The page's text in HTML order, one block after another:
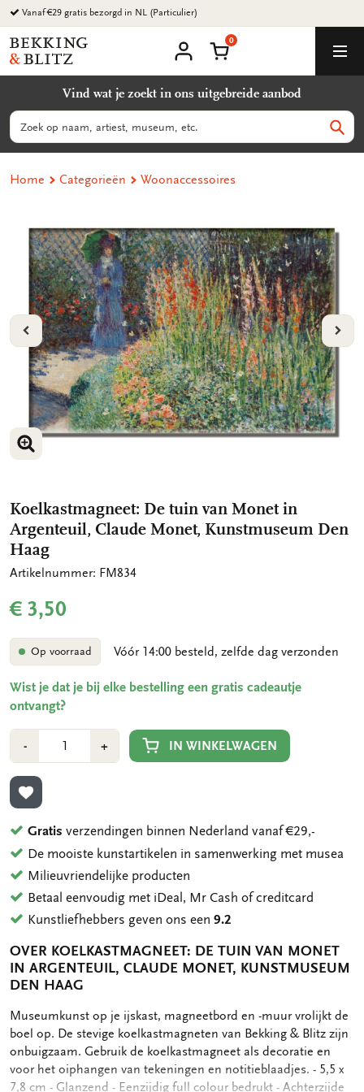
Ga
naar
content
Bekking
&
B.V.
account
Winkelmand
0
Vind wat je zoekt in ons uitgebreide aanbod
Zoeken
Home Categorieën Woonaccessoires
VORIGE
VERGROOT AFBEELDING
VERGROOT AFBEELDING
Koelkastmagneet: De tuin van Monet in
Argenteuil, Claude Monet, Kunstmuseum Den
Haag
Artikelnummer: FM834
€ 3,50
Op voorraad Vóór 14:00 besteld, zelfde dag verzonden
Wist je dat je bij elke bestelling een gratis cadeautje
ontvangt?
-Min
1
+Plus
1
IN WINKELWAGEN
TOEVOEGEN AAN VERLANGLIJST
Gratis verzendingen binnen Nederland vanaf €29,-
De mooiste kunstartikelen in samenwerking met musea
Milieuvriendelijke producten
Betaal eenvoudig met iDeal, Mr Cash of creditcard
Kunstliefhebbers geven ons een9.2
OVER KOELKASTMAGNEET: DE TUIN VAN MONET
IN ARGENTEUIL, CLAUDE MONET, KUNSTMUSEUM
DEN HAAG
OMSCHRIJVING
Museumkunst op je ijskast, magneetbord en -muur vrolijkt de
boel op. De stevige koelkastmagneten van Bekking & Blitz zijn
onbuigzaam. Gebruik de koelkastmagneet als decoratie en
voor het oiphangen van tekeningen en notitieblaadjes. - 5,5 x
7,8 cm - Glanzend - Eenzijdig full colour bedrukt - Achterzijde